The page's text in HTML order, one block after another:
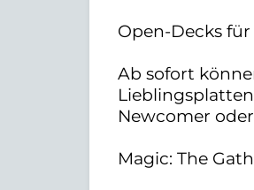
Open-Decks für
Ab sofort
Newcomer
Magic: The